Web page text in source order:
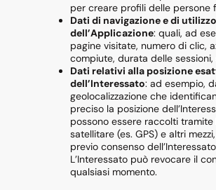
per creare profili delle persone
Dati di navigazione e di utilizzo
dell’Applicazione: quali, ad
pagine visitate, numero di clic,
compiute, durata delle sessioni,
Dati relativi alla posizione
dell’Interessato: ad esempio,
geolocalizzazione che
preciso la posizione
possono essere raccolti tramite
satellitare (es. GPS) e altri
previo consenso
L’Interessato può revocare il
qualsiasi momento.